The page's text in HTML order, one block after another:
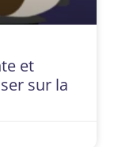
et
sur la